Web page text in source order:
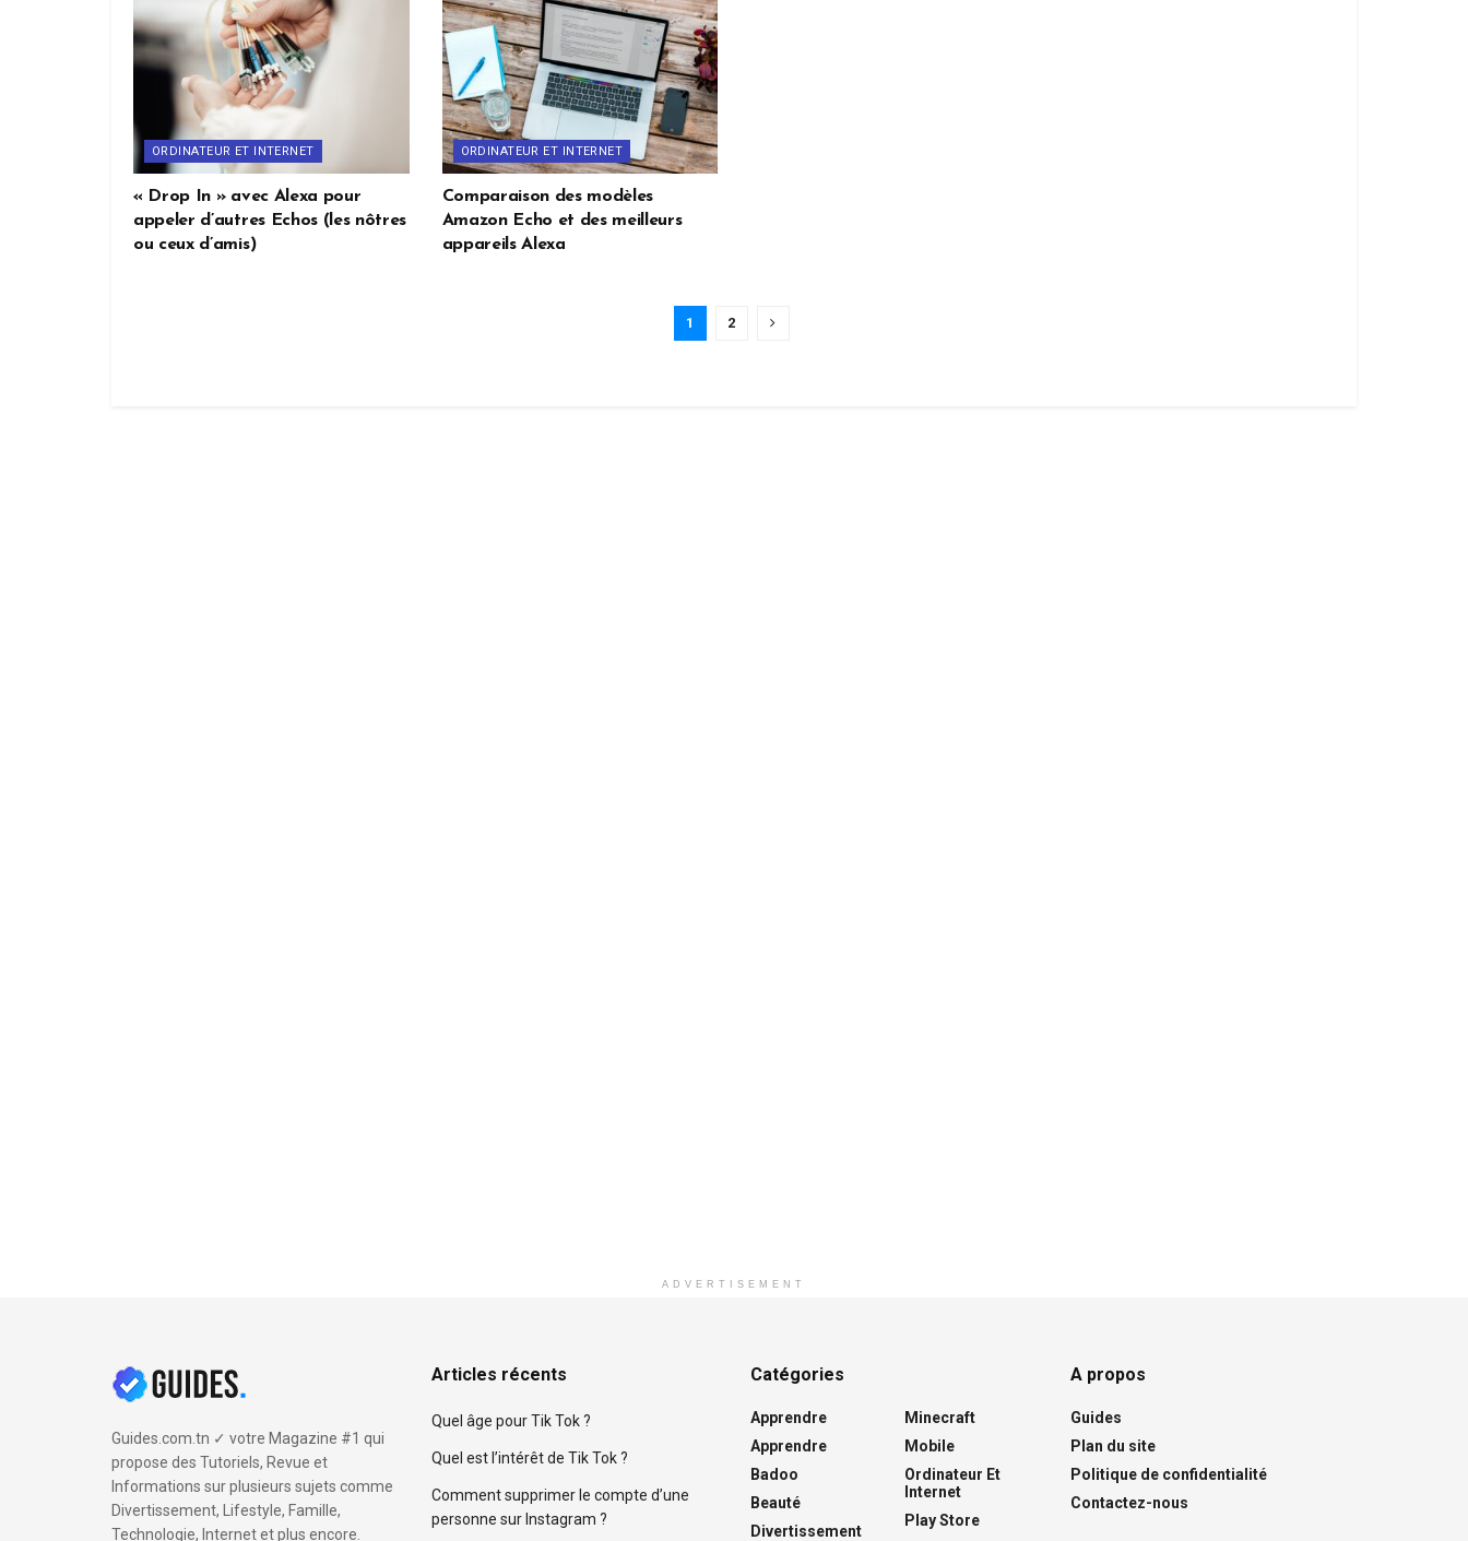
ORDINATEUR ET INTERNET
« Drop In » avec Alexa pour
appeler d’autres Echos (les nôtres
ou ceux d’amis)
ORDINATEUR ET INTERNET
Comparaison des modèles
Amazon Echo et des meilleurs
appareils Alexa
1 2
ADVERTISEMENT
Guides.com.tn ✓ votre Magazine #1 qui
propose des Tutoriels, Revue et
Informations sur plusieurs sujets comme
Divertissement, Lifestyle, Famille,
Technologie, Internet et plus encore.
Articles récents
Quel âge pour Tik Tok ?
Quel est l’intérêt de Tik Tok ?
Comment supprimer le compte d’une
personne sur Instagram ?
Catégories
Apprendre
Apprendre
Badoo
Beauté
Divertissement
Minecraft
Mobile
Ordinateur Et
Internet
Play Store
A propos
Guides
Plan du site
Politique de confidentialité
Contactez-nous